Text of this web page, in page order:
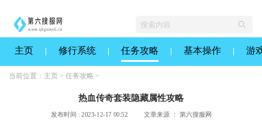
主页 修行系统 任务攻略 基本操作 游
当前位置： 主页 > 任务攻略 >
热血传奇套装隐藏属性攻略
发布时间 : 2023-12-17 00:52 文章来源 ： 第六搜服网